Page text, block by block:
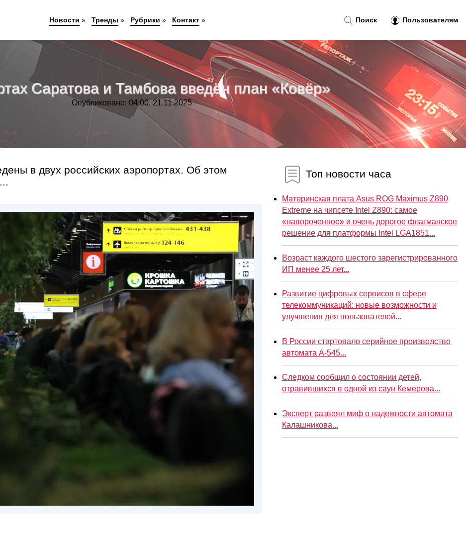
Саратова и Тамбова введён план «Ковёр»
Опубликовано: 04:00, 21.11.2025
в двух российских аэропортах. Об этом
Топ новости часа
Материнская плата Asus ROG Maximus Z890
Extreme на чипсете Intel Z890: самое
«навороченное» и очень дорогое флагманское
решение для платформы Intel LGA1851...
Возраст каждого шестого зарегистрированного
ИП менее 25 лет...
Развитие цифровых сервисов в сфере
телекоммуникаций: новые возможности и
улучшения для пользователей...
В России стартовало серийное производство
автомата А-545...
Следком сообщил о состоянии детей,
отравившихся в одной из саун Кемерова...
Эксперт развеял миф о надежности автомата
Калашникова...
Поиск Пользователям
Новости » Тренды » Рубрики » Контакт»